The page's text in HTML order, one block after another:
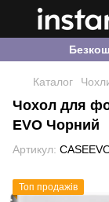
Каталог
Чохол для
EVO Чорний
Артикул:
Топ продажів